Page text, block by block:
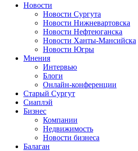
Новости
Новости Сургута
Новости Нижневартовска
Новости Нефтеюганска
Новости Ханты-Мансийска
Новости Югры
Мнения
Интервью
Блоги
Онлайн-конференции
Старый Сургут
Сиаплэй
Бизнес
Компании
Недвижимость
Новости бизнеса
Балаган